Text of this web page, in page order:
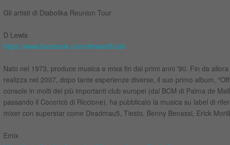
Gli artisti di Diabolika Reunion Tour
D Lewis
https://www.facebook.com/dlewisofficial/
Nato nel 1973, produce musica e mixa fin dai primi anni '90. Fin da
realizza nel 2007, dopo tante esperienze diverse, il suo primo album,
console in molti dei più importanti club europei (dal BCM di Palma de
passando il Cocoricò di Riccione), ha pubblicato la musica su label di
mixer con superstar come Deadmau5, Tiesto, Benny Benassi, Erick
Emix